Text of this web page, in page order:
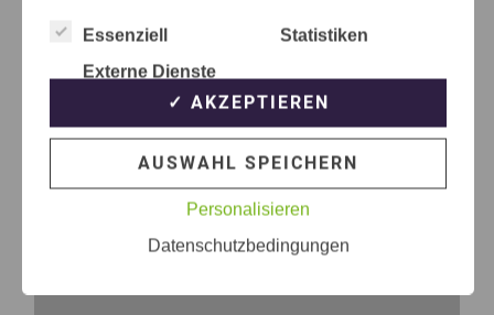
Essenziell
Statistiken
Externe Dienste
✓ AKZEPTIEREN
AUSWAHL SPEICHERN
Personalisieren
Datenschutzbedingungen